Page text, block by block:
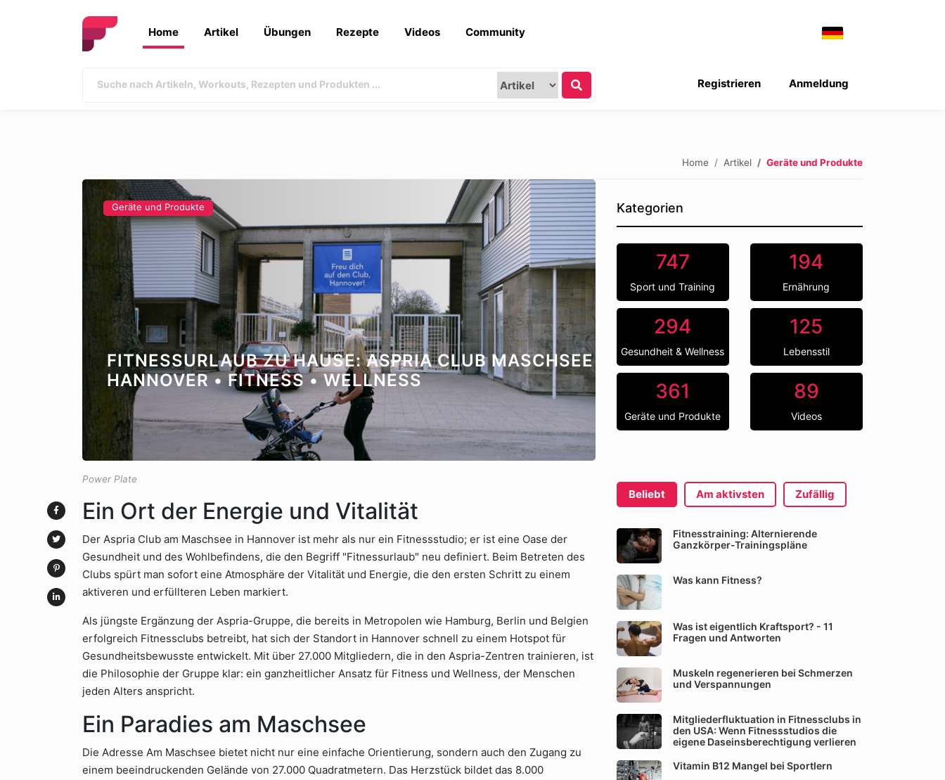
Home Artikel Übungen Rezepte Videos Community
Anmeldung
Registrieren
Home Artikel Geräte und Produkte
Geräte und Produkte
FITNESSURLAUB ZU HAUSE: ASPRIA CLUB MASCHSEE
HANNOVER • FITNESS • WELLNESS
Power Plate
Ein Ort der Energie und Vitalität
Der Aspria Club am Maschsee in Hannover ist mehr als nur ein Fitnessstudio; er ist eine Oase der
Gesundheit und des Wohlbefindens, die den Begriff "Fitnessurlaub" neu definiert. Beim Betreten des
Clubs spürt man sofort eine Atmosphäre der Vitalität und Energie, die den ersten Schritt zu einem
aktiveren und erfüllteren Leben markiert.
Als jüngste Ergänzung der Aspria-Gruppe, die bereits in Metropolen wie Hamburg, Berlin und Belgien
erfolgreich Fitnessclubs betreibt, hat sich der Standort in Hannover schnell zu einem Hotspot für
Gesundheitsbewusste entwickelt. Mit über 27.000 Mitgliedern, die in den Aspria-Zentren trainieren, ist
die Philosophie der Gruppe klar: ein ganzheitlicher Ansatz für Fitness und Wellness, der Menschen
jeden Alters anspricht.
Ein Paradies am Maschsee
Die Adresse Am Maschsee bietet nicht nur eine einfache Orientierung, sondern auch den Zugang zu
einem beeindruckenden Gelände von 27.000 Quadratmetern. Das Herzstück bildet das 8.000
Kategorien
747
Sport und Training
194
Ernährung
294
Gesundheit & Wellness
125
Lebensstil
361
Geräte und Produkte
89
Videos
Beliebt Am aktivsten Zufällig
Fitnesstraining: Alternierende
Ganzkörper-Trainingspläne
Was kann Fitness?
Was ist eigentlich Kraftsport? - 11
Fragen und Antworten
Muskeln regenerieren bei Schmerzen
und Verspannungen
Mitgliederfluktuation in Fitnessclubs in
den USA: Wenn Fitnessstudios die
eigene Daseinsberechtigung verlieren
Vitamin B12 Mangel bei Sportlern